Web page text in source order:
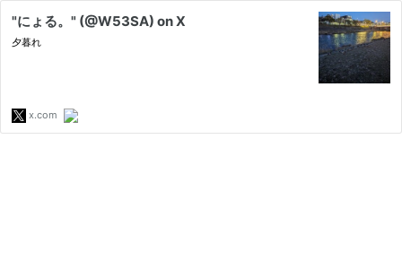
"にょる。" (@W53SA) on X
夕暮れ
x.com